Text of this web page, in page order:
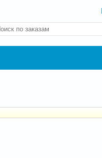
ключевые слова для